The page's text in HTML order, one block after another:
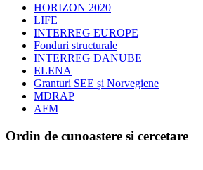
HORIZON 2020
LIFE
INTERREG EUROPE
Fonduri structurale
INTERREG DANUBE
ELENA
Granturi SEE și Norvegiene
MDRAP
AFM
Ordin de cunoastere si cercetare